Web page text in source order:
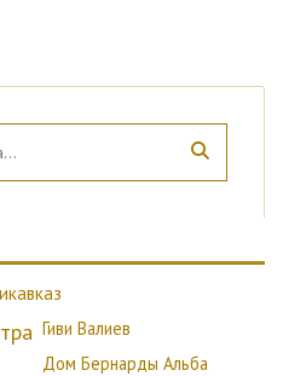
Гиви Валиев
Дом Бернарды Альба